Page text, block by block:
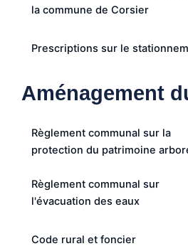
la commune de Corsier
Prescriptions sur le
Aménagement
Règlement communal sur la
protection du patrimoine
Règlement communal sur
l'évacuation des eaux
Code rural et foncier